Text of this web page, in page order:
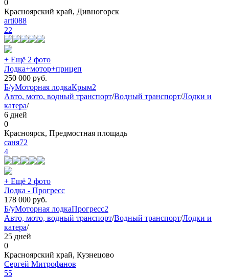
0
Красноярский край, Дивногорск
arti088
22
+ Ещё 2 фото
Лодка+мотор+прицеп
250 000 руб.
Б/уМоторная лодкаКрым2
Авто, мото, водный транспорт/Водный транспорт/Лодки и
катера/
6 дней
0
Красноярск, Предмостная площадь
саня72
4
+ Ещё 2 фото
Лодка - Прогресс
178 000 руб.
Б/уМоторная лодкаПрогресс2
Авто, мото, водный транспорт/Водный транспорт/Лодки и
катера/
25 дней
0
Красноярский край, Кузнецово
Сергей Митрофанов
55